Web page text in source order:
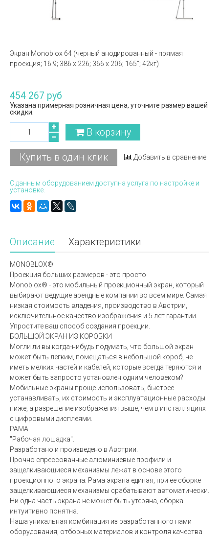
Экран Monoblox 64 (черный анодированный - прямая
проекция; 16:9; 386 x 226; 366 x 206; 165“; 42кг)
454 267 руб
Указана примерная розничная цена, уточните размер вашей
скидки.
В корзину
Купить в один клик Добавить в сравнение
С данным оборудованием доступна услуга по настройке и
установке.
Описание Характеристики
MONOBLOX®
Проекция больших размеров - это просто
Monoblox® - это мобильный проекционный экран, который
выбирают ведущие арендные компании во всем мире. Самая
низкая стоимость владения, производство в Австрии,
исключительное качество изображения и 5 лет гарантии.
Упростите ваш способ создания проекции.
БОЛЬШОЙ ЭКРАН ИЗ КОРОБКИ
Могли ли вы когда-нибудь подумать, что большой экран
может быть легким, помещаться в небольшой короб, не
иметь мелких частей и кабелей, которые всегда теряются и
может быть запросто установлен одним человеком?
Мобильные экраны проще использовать, быстрее
устанавливать, их стоимость и эксплуатационные расходы
ниже, а разрешение изображения выше, чем в инсталляциях
с цифровыми дисплеями.
РАМА
"Рабочая лошадка".
Разработано и произведено в Австрии.
Прочно спрессованные алюминиевые профили и
защелкивающиеся механизмы лежат в основе этого
проекционного экрана. Рама экрана единая, при ее сборке
защелкивающиеся механизмы срабатывают автоматически.
Ни одна часть экрана не может быть утеряна, сборка
интуитивно понятна.
Наша уникальная комбинация из разработанного нами
оборудования, отборных материалов и контроля качества